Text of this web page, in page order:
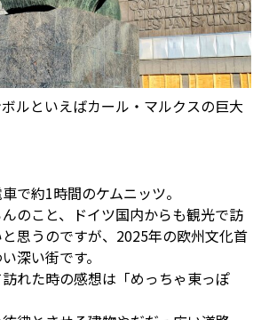
ルといえばカール・マルクスの巨大
で約1時間のケムニッツ。
のこと、ドイツ国内からも観光で訪
思うのですが、2025年の欧州文化首
深い街です。
れた時の感想は「めっちゃ東っぽ